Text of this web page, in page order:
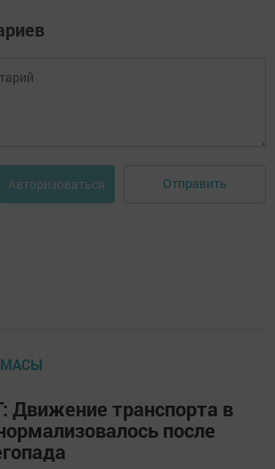
Авторизоваться Отправить
Движение транспорта в
после